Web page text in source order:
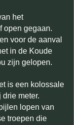
het
open gegaan.
voor de aanval
in de Koude
zijn gelopen.
is een kolossale
drie meter.
lopen van
troepen die